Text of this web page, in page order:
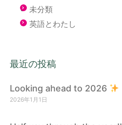
未分類
英語とわたし
最近の投稿
Looking ahead to 2026
2026年1月1日